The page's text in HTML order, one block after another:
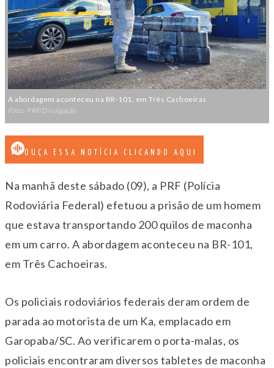
A abordagem aconteceu na BR-101, em Três Cachoeiras
Foto: PRF/Divulgação
OUÇA ESSA NOTÍCIA CLICANDO AQUI
Na manhã deste sábado (09), a PRF (Polícia
Rodoviária Federal) efetuou a prisão de um homem
que estava transportando 200 quilos de maconha
em um carro. A abordagem aconteceu na BR-101,
em Três Cachoeiras.
Os policiais rodoviários federais deram ordem de
parada ao motorista de um Ka, emplacado em
Garopaba/SC. Ao verificarem o porta-malas, os
policiais encontraram diversos tabletes de maconha